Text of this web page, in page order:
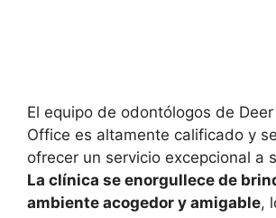
El equipo de odontólogos de
Office es altamente calificado y
ofrecer un servicio excepcional a
La clínica se enorgullece de
ambiente acogedor y amigable,